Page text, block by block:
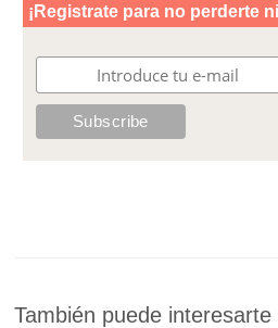
También puede interesarte